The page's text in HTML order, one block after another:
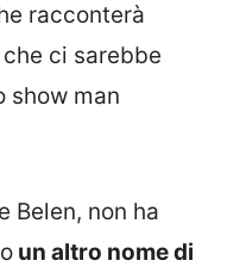
racconterà
ci sarebbe
show man
Belen, non ha
un altro nome di